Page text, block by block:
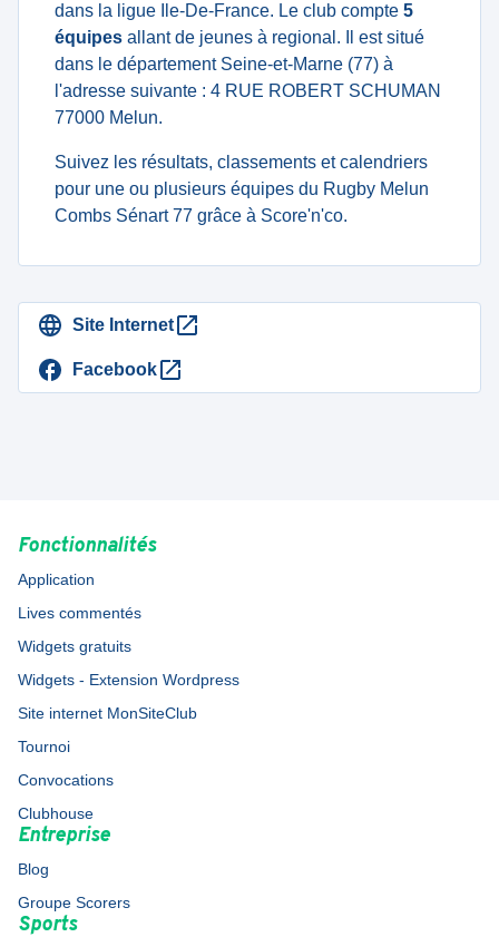
dans la ligue Ile-De-France. Le club compte 5
équipes allant de jeunes à regional. Il est situé
dans le département Seine-et-Marne (77) à
l'adresse suivante : 4 RUE ROBERT SCHUMAN
77000 Melun.
Suivez les résultats, classements et calendriers
pour une ou plusieurs équipes du Rugby Melun
Combs Sénart 77 grâce à Score'n'co.
Site Internet
Facebook
Fonctionnalités
Application
Lives commentés
Widgets gratuits
Widgets - Extension Wordpress
Site internet MonSiteClub
Tournoi
Convocations
Clubhouse
Entreprise
Blog
Groupe Scorers
Sports